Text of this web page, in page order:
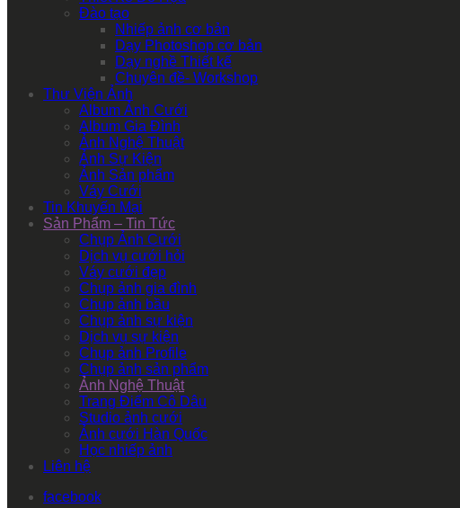
Đào tạo
Nhiếp ảnh cơ bản
Dạy Photoshop cơ bản
Dạy nghề Thiết kế
Chuyên đề- Workshop
Thư Viện Ảnh
Album Ảnh Cưới
Album Gia Đình
Ảnh Nghệ Thuật
Ảnh Sự Kiện
Ảnh Sản phẩm
Váy Cưới
Tin Khuyến Mại
Sản Phẩm – Tin Tức
Chụp Ảnh Cưới
Dịch vụ cưới hỏi
Váy cưới đẹp
Chụp ảnh gia đình
Chụp ảnh bầu
Chụp ảnh sự kiện
Dịch vụ sự kiện
Chụp ảnh Profile
Chụp ảnh sản phẩm
Ảnh Nghệ Thuật
Trang Điểm Cô Dâu
Studio ảnh cưới
Ảnh cưới Hàn Quốc
Học nhiếp ảnh
Liên hệ
facebook